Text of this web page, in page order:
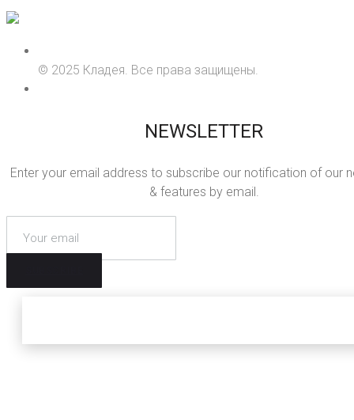
© 2025 Кладея. Все права защищены.
NEWSLETTER
Enter your email address to subscribe our notification of our
& features by email.